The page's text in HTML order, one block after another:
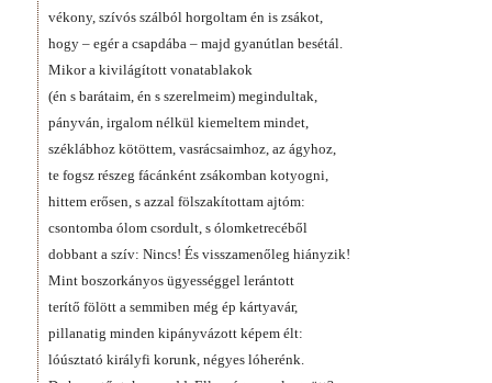
vékony, szívós szálból horgoltam én is zsákot,
hogy – egér a csapdába – majd gyanútlan besétál.
Mikor a kivilágított vonatablakok
(én s barátaim, én s szerelmeim) megindultak,
pányván, irgalom nélkül kiemeltem mindet,
széklábhoz kötöttem, vasrácsaimhoz, az ágyhoz,
te fogsz részeg fácánként zsákomban kotyogni,
hittem erősen, s azzal fölszakítottam ajtóm:
csontomba ólom csordult, s ólomketrecéből
dobbant a szív: Nincs! És visszamenőleg hiányzik!
Mint boszorkányos ügyességgel lerántott
terítő fölött a semmiben még ép kártyavár,
pillanatig minden kipányvázott képem élt:
lóúsztató királyfi korunk, négyes lóherénk.